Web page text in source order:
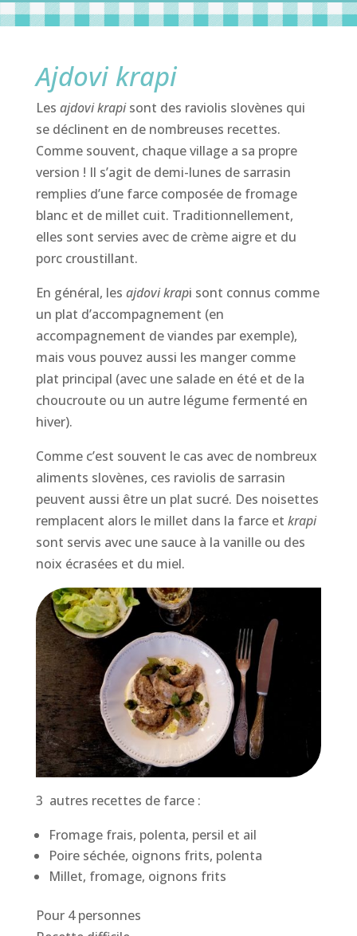
Ajdovi krapi
Les ajdovi krapisont des raviolis slovènes qui
se déclinent en de nombreuses recettes.
Comme souvent, chaque village a sa propre
version ! Il s’agit de demi-lunes de sarrasin
remplies d’une farce composée de fromage
blanc et de millet cuit. Traditionnellement,
elles sont servies avec de crème aigre et du
porc croustillant.
En général, les ajdovi krapi sont connus comme
un plat d’accompagnement (en
accompagnement de viandes par exemple),
mais vous pouvez aussi les manger comme
plat principal (avec une salade en été et de la
choucroute ou un autre légume fermenté en
hiver).
Comme c’est souvent le cas avec de nombreux
aliments slovènes, ces raviolis de sarrasin
peuvent aussi être un plat sucré. Des noisettes
remplacent alors le millet dans la farce et krapi
sont servis avec une sauce à la vanille ou des
noix écrasées et du miel.
3 autres recettes de farce :
Fromage frais, polenta, persil et ail
Poire séchée, oignons frits, polenta
Millet, fromage, oignons frits
Pour 4 personnes